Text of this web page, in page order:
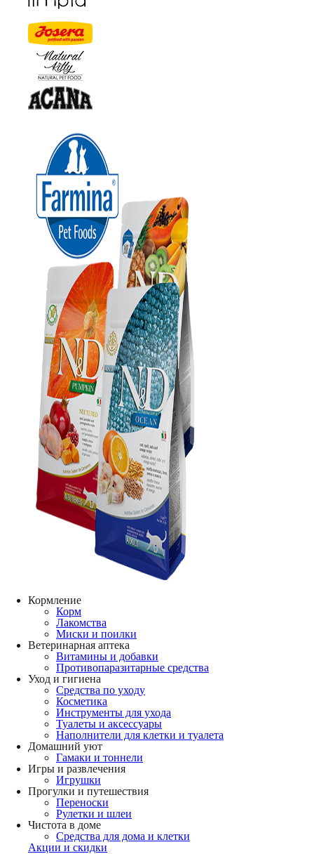
Кормление
Корм
Лакомства
Миски и поилки
Ветеринарная аптека
Витамины и добавки
Противопаразитарные средства
Уход и гигиена
Средства по уходу
Косметика
Инструменты для ухода
Туалеты и аксессуары
Наполнители для клетки и туалета
Домашний уют
Гамаки и тоннели
Игры и развлечения
Игрушки
Прогулки и путешествия
Переноски
Рулетки и шлеи
Чистота в доме
Средства для дома и клетки
Акции и скидки